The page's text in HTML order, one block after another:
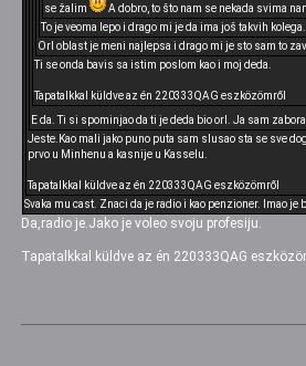
se žalim
A dobro, to što nam se nekada svima
To je veoma lepo i drago mi je da ima još takvih kolega.
Orl oblast je meni najlepsa i drago mi je sto sam to
Ti se onda bavis sa istim poslom kao i moj deda.
Tapatalkkal küldve az én 220333QAG eszközömről
E da. Ti si spominjao da ti je deda bio orl. Ja sam
Jeste.Kao mali jako puno puta sam slusao sta se sve
prvo u Minhenu a kasnije u Kasselu.
Tapatalkkal küldve az én 220333QAG eszközömről
Svaka mu cast. Znaci da je radio i kao penzioner. Imao je
Da,radio je.Jako je voleo svoju profesiju.
Tapatalkkal küldve az én 220333QAG